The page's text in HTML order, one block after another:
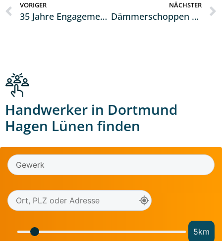
VORIGER
35 Jahre Engagement und Fachkompetenz: Mitarbeiterin der Kreishandwerkerschaft feiert Jubiläum
NÄCHSTER
Dämmerschoppen des Handwerks mit zahlreichen Gästen neu belebt
Handwerker in Dortmund
Hagen Lünen finden
5km